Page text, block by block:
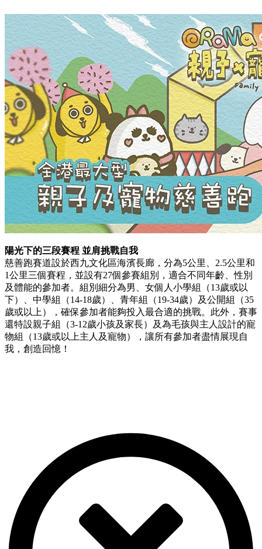
陽光下的三段賽程 並肩挑戰自我
慈善跑賽道設於西九文化區海濱長廊，分為5公里、2.5公里和
1公里三個賽程，並設有27個參賽組別，適合不同年齡、性別
及體能的參加者。組別細分為男、女個人小學組（13歲或以
下）、中學組（14-18歲）、青年組（19-34歲）及公開組（35
歲或以上），確保參加者能夠投入最合適的挑戰。此外，賽事
還特設親子組（3-12歲小孩及家長）及為毛孩與主人設計的寵
物組（13歲或以上主人及寵物），讓所有參加者盡情展現自
我，創造回憶！